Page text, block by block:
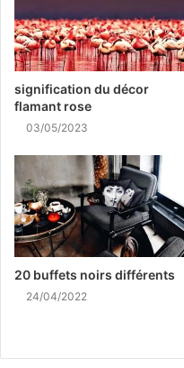
signification du décor
flamant rose
03/05/2023
20 buffets noirs différents
24/04/2022